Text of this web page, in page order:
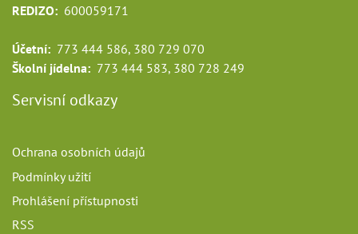
REDIZO: 600059171
Účetní: 773 444 586, 380 729 070
Školní jídelna: 773 444 583, 380 728 249
Servisní odkazy
Ochrana osobních údajů
Podmínky užití
Prohlášení přístupnosti
RSS